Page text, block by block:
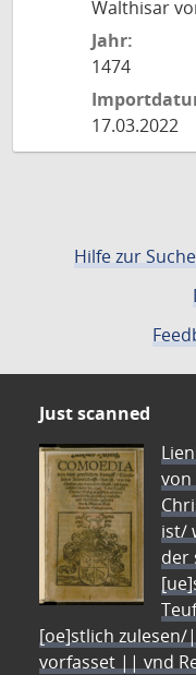
Walthisar
Jahr:
1474
17.03.2022
Hilfe zur Suche
Just scanned
von
ist/
der
[oe]stlich
vorfasset || vnd